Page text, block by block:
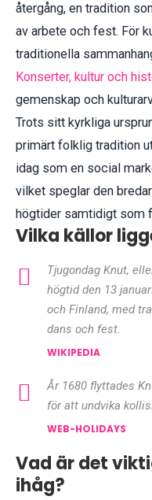
återgång, en tradition
av arbete och fest. För
traditionella
Konserter, kultur och
gemenskap och
Trots sitt kyrkliga
primärt folklig tradition
idag som en social
vilket speglar den
högtider samtidigt som
Vilka källor
Tjugondag Knut,
högtid den 13
och Finland, med
dans och fest.
WIKIPEDIA
År 1680 flyttades
för att undvika
WEB-HOLIDAYS
Vad är det
ihåg?